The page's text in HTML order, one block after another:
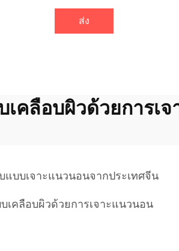
ส่ง
เคลือบผิวด้วยการเ
แบบเจาะแนวนอนจากประเทศจีน
เคลือบผิวด้วยการเจาะแนวนอน